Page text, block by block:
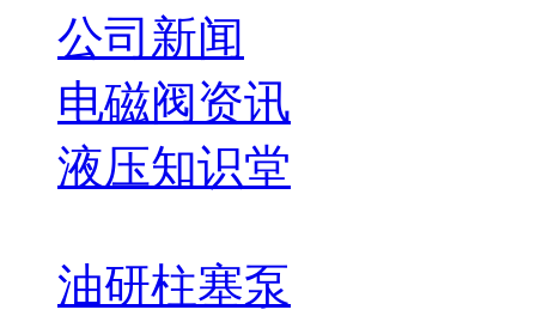
公司新闻
电磁阀资讯
液压知识堂
油研柱塞泵